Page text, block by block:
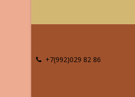
+7(992)029 82 86